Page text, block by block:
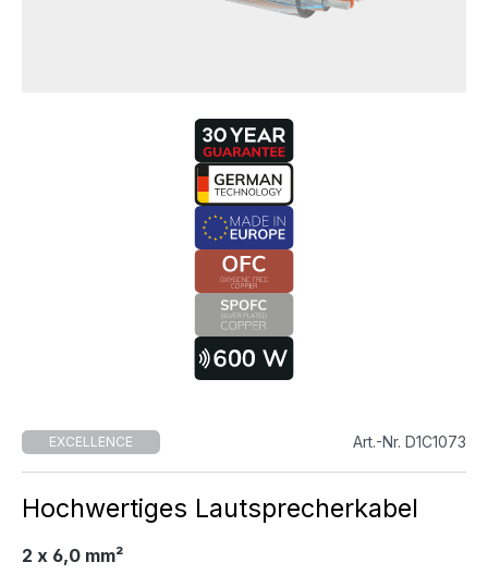
EXCELLENCE Art.-Nr. D1C1073
Hochwertiges Lautsprecherkabel
2 x 6,0 mm²